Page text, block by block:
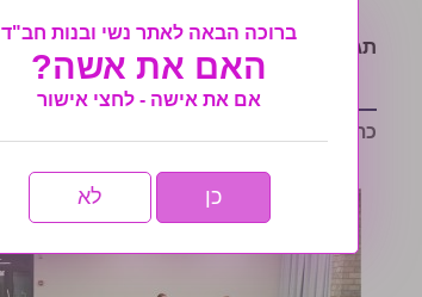
תגיות: יד לילד המיוחד
כתבות נוספות שיעניינו אותך:
ברוכה הבאה לאתר נשי ובנות חב"ד
האם את אשה?
אם את אישה - לחצי אישור
כן לא